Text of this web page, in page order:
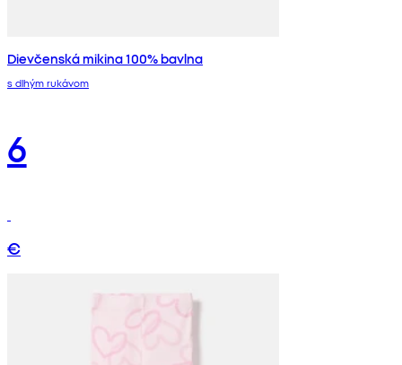
Dievčenská mikina 100% bavlna
s dlhým rukávom
6
€